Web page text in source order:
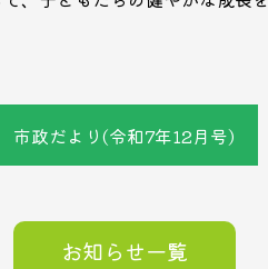
市政だより(令和7年12月号)
お知らせ一覧